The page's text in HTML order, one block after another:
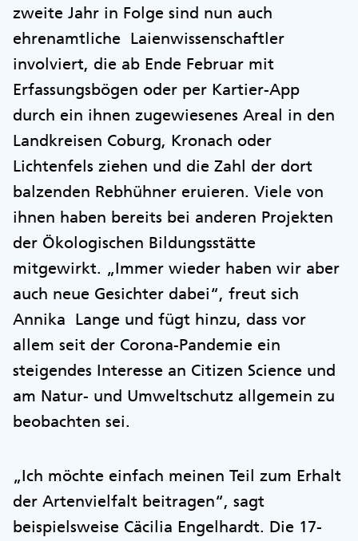
zweite Jahr in Folge sind nun auch
ehrenamtliche Laienwissenschaftler
involviert, die ab Ende Februar mit
Erfassungsbögen oder per Kartier-App
durch ein ihnen zugewiesenes Areal in den
Landkreisen Coburg, Kronach oder
Lichtenfels ziehen und die Zahl der dort
balzenden Rebhühner eruieren. Viele von
ihnen haben bereits bei anderen Projekten
der Ökologischen Bildungsstätte
mitgewirkt. „Immer wieder haben wir aber
auch neue Gesichter dabei“, freut sich
Annika Lange und fügt hinzu, dass vor
allem seit der Corona-Pandemie ein
steigendes Interesse an Citizen Science und
am Natur- und Umweltschutz allgemein zu
beobachten sei.
„Ich möchte einfach meinen Teil zum Erhalt
der Artenvielfalt beitragen“, sagt
beispielsweise Cäcilia Engelhardt. Die 17-